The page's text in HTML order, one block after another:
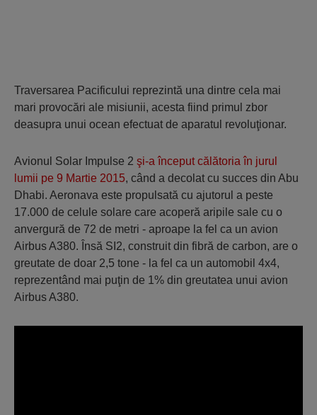
Traversarea Pacificului reprezintă una dintre cela mai
mari provocări ale misiunii, acesta fiind primul zbor
deasupra unui ocean efectuat de aparatul revoluţionar.
Avionul Solar Impulse 2 şi-a început călătoria în jurul
lumii pe 9 Martie 2015, când a decolat cu succes din Abu
Dhabi. Aeronava este propulsată cu ajutorul a peste
17.000 de celule solare care acoperă aripile sale cu o
anvergură de 72 de metri - aproape la fel ca un avion
Airbus A380. Însă SI2, construit din fibră de carbon, are o
greutate de doar 2,5 tone - la fel ca un automobil 4x4,
reprezentând mai puţin de 1% din greutatea unui avion
Airbus A380.